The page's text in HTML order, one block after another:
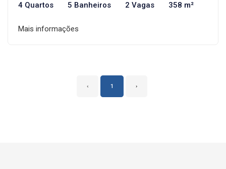
4 Quartos 5 Banheiros 2 Vagas 358 m²
Mais informações
‹ 1 ›